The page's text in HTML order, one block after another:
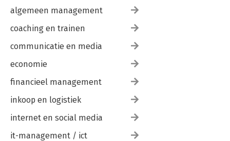
algemeen management
coaching en trainen
communicatie en media
economie
financieel management
inkoop en logistiek
internet en social media
it-management / ict